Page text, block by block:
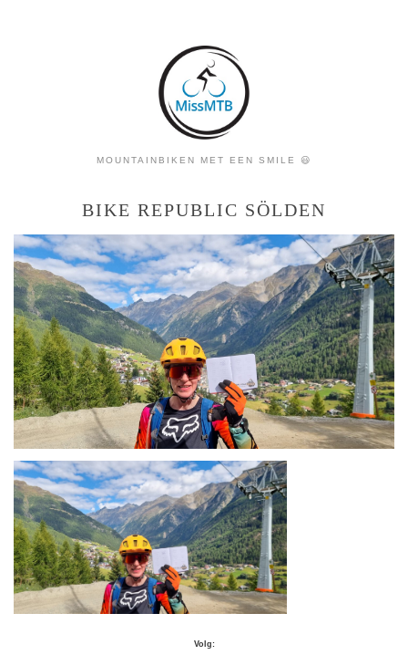
MOUNTAINBIKEN MET EEN SMILE 😃
BIKE REPUBLIC SÖLDEN
Volg: